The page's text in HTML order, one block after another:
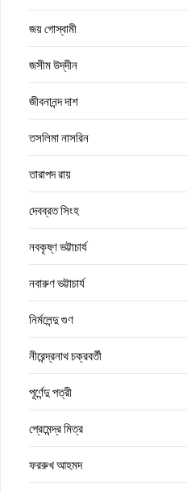
জয় গোস্বামী
জসীম উদ্‌দীন
জীবনানন্দ দাশ
তসলিমা নাসরিন
তারাপদ রায়
দেবব্রত সিংহ
নবকৃষ্ণ ভট্টাচার্য
নবারুণ ভট্টাচার্য
নির্মলেন্দু গুণ
নীরেন্দ্রনাথ চক্রবর্তী
পূর্ণেন্দু পত্রী
প্রেমেন্দ্র মিত্র
ফররুখ আহমদ